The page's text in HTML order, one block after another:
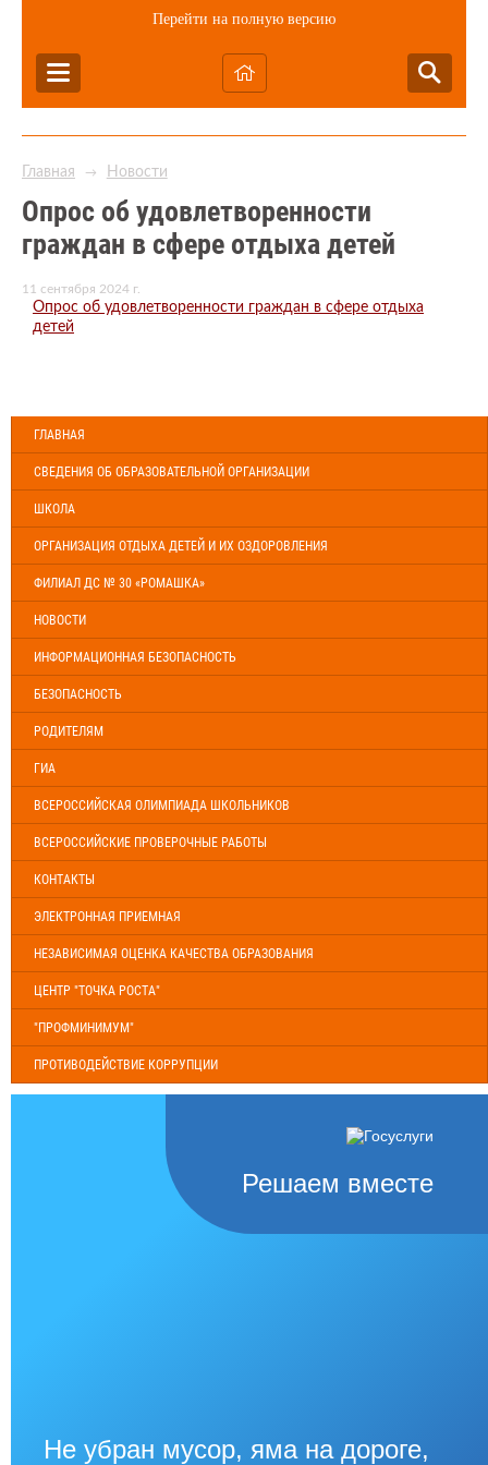
Перейти на полную версию
Главная → Новости
Опрос об удовлетворенности
граждан в сфере отдыха детей
11 сентября 2024 г.
Опрос об удовлетворенности граждан в сфере отдыха
детей
ГЛАВНАЯ
СВЕДЕНИЯ ОБ ОБРАЗОВАТЕЛЬНОЙ ОРГАНИЗАЦИИ
ШКОЛА
ОРГАНИЗАЦИЯ ОТДЫХА ДЕТЕЙ И ИХ ОЗДОРОВЛЕНИЯ
ФИЛИАЛ ДС № 30 «РОМАШКА»
НОВОСТИ
ИНФОРМАЦИОННАЯ БЕЗОПАСНОСТЬ
БЕЗОПАСНОСТЬ
РОДИТЕЛЯМ
ГИА
ВСЕРОССИЙСКАЯ ОЛИМПИАДА ШКОЛЬНИКОВ
ВСЕРОССИЙСКИЕ ПРОВЕРОЧНЫЕ РАБОТЫ
КОНТАКТЫ
ЭЛЕКТРОННАЯ ПРИЕМНАЯ
НЕЗАВИСИМАЯ ОЦЕНКА КАЧЕСТВА ОБРАЗОВАНИЯ
ЦЕНТР "ТОЧКА РОСТА"
"ПРОФМИНИМУМ"
ПРОТИВОДЕЙСТВИЕ КОРРУПЦИИ
Решаем вместе
Не убран мусор, яма на дороге,